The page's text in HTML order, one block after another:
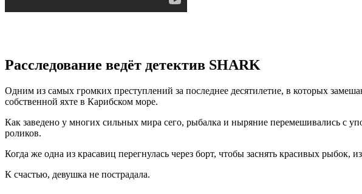
Расследование ведёт детектив SHARK
Одним из самых громких преступлений за последнее десятилетие, в которых
собственной яхте в Карибском море.
Как заведено у многих сильных мира сего, рыбалка и ныряние перемешивались с
роликов.
Когда же одна из красавиц перегнулась через борт, чтобы заснять красивых рыбок,
К счастью, девушка не пострадала.